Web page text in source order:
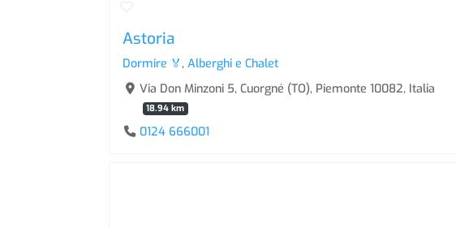
Astoria
Dormire 🏅 ,Alberghi e Chalet
Via Don Minzoni 5, Cuorgné (TO), Piemonte 10082, Italia
18.94 km
0124 666001